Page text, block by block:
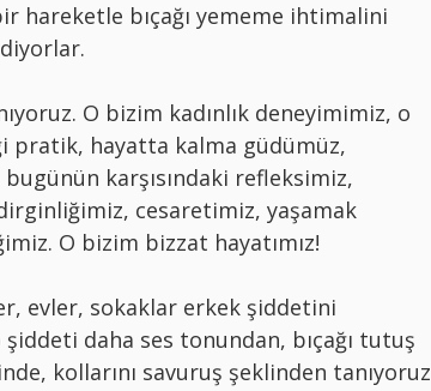
hareketle bıçağı yememe ihtimalini
O bizim kadınlık deneyimimiz, o
pratik, hayatta kalma güdümüz,
karşısındaki refleksimiz,
cesaretimiz, yaşamak
O bizim bizzat hayatımız!
evler, sokaklar erkek şiddetini
daha ses tonundan, bıçağı tutuş
kollarını savuruş şeklinden